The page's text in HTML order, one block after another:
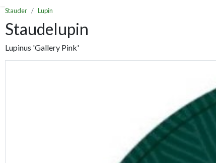
Stauder Lupin
Staudelupin
Lupinus 'Gallery Pink'